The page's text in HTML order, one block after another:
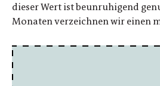
dieser Wert ist beunruhigend
Monaten verzeichnen wir einen